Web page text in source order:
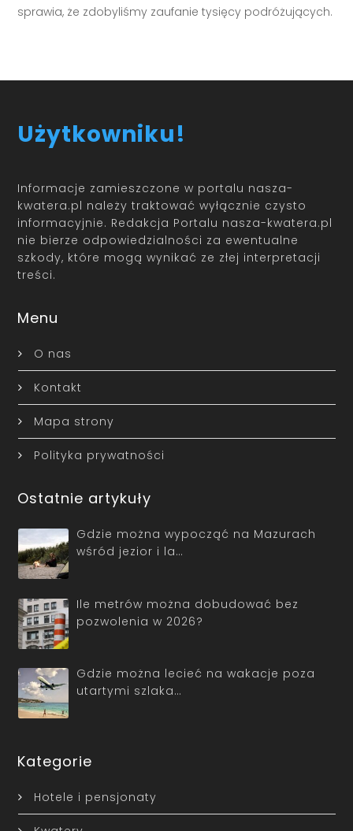
sprawia, że zdobyliśmy zaufanie tysięcy podróżujących.
Użytkowniku!
Informacje zamieszczone w portalu nasza-
kwatera.pl należy traktować wyłącznie czysto
informacyjnie. Redakcja Portalu nasza-kwatera.pl
nie bierze odpowiedzialności za ewentualne
szkody, które mogą wynikać ze złej interpretacji
treści.
Menu
O nas
Kontakt
Mapa strony
Polityka prywatności
Ostatnie artykuły
Gdzie można wypocząć na Mazurach
wśród jezior i la…
Ile metrów można dobudować bez
pozwolenia w 2026?
Gdzie można lecieć na wakacje poza
utartymi szlaka…
Kategorie
Hotele i pensjonaty